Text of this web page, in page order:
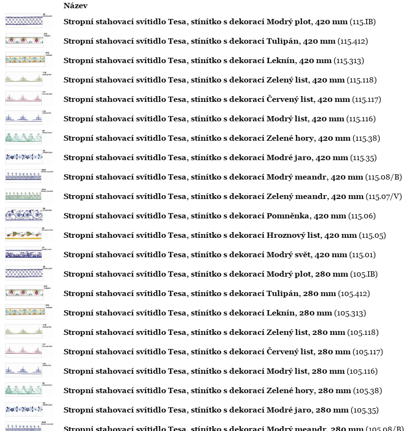
Název
Stropní stahovací svítidlo Tesa, stínítko s dekorací Modrý plot, 420 mm (115.IB)
Stropní stahovací svítidlo Tesa, stínítko s dekorací Tulipán, 420 mm (115.412)
Stropní stahovací svítidlo Tesa, stínítko s dekorací Leknín, 420 mm (115.313)
Stropní stahovací svítidlo Tesa, stínítko s dekorací Zelený list, 420 mm (115.118)
Stropní stahovací svítidlo Tesa, stínítko s dekorací Červený list, 420 mm (115.117)
Stropní stahovací svítidlo Tesa, stínítko s dekorací Modrý list, 420 mm (115.116)
Stropní stahovací svítidlo Tesa, stínítko s dekorací Zelené hory, 420 mm (115.38)
Stropní stahovací svítidlo Tesa, stínítko s dekorací Modré jaro, 420 mm (115.35)
Stropní stahovací svítidlo Tesa, stínítko s dekorací Modrý meandr, 420 mm (115.08/B)
Stropní stahovací svítidlo Tesa, stínítko s dekorací Zelený meandr, 420 mm (115.07/V)
Stropní stahovací svítidlo Tesa, stínítko s dekorací Pomněnka, 420 mm (115.06)
Stropní stahovací svítidlo Tesa, stínítko s dekorací Hroznový list, 420 mm (115.05)
Stropní stahovací svítidlo Tesa, stínítko s dekorací Modrý svět, 420 mm (115.01)
Stropní stahovací svítidlo Tesa, stínítko s dekorací Modrý plot, 280 mm (105.IB)
Stropní stahovací svítidlo Tesa, stínítko s dekorací Tulipán, 280 mm (105.412)
Stropní stahovací svítidlo Tesa, stínítko s dekorací Leknín, 280 mm (105.313)
Stropní stahovací svítidlo Tesa, stínítko s dekorací Zelený list, 280 mm (105.118)
Stropní stahovací svítidlo Tesa, stínítko s dekorací Červený list, 280 mm (105.117)
Stropní stahovací svítidlo Tesa, stínítko s dekorací Modrý list, 280 mm (105.116)
Stropní stahovací svítidlo Tesa, stínítko s dekorací Zelené hory, 280 mm (105.38)
Stropní stahovací svítidlo Tesa, stínítko s dekorací Modré jaro, 280 mm (105.35)